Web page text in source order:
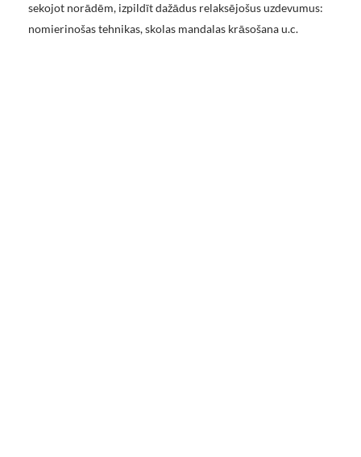
sekojot norādēm, izpildīt dažādus relaksējošus uzdevumus:
nomierinošas tehnikas, skolas mandalas krāsošana u.c.